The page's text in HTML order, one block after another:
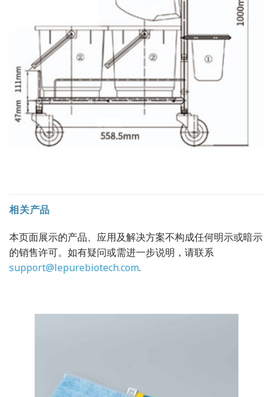
相关产品
本页面展示的产品、应用及解决方案不构成任何明示或暗示
的销售许可。如有疑问或需进一步说明，请联系
support@lepurebiotech.com.